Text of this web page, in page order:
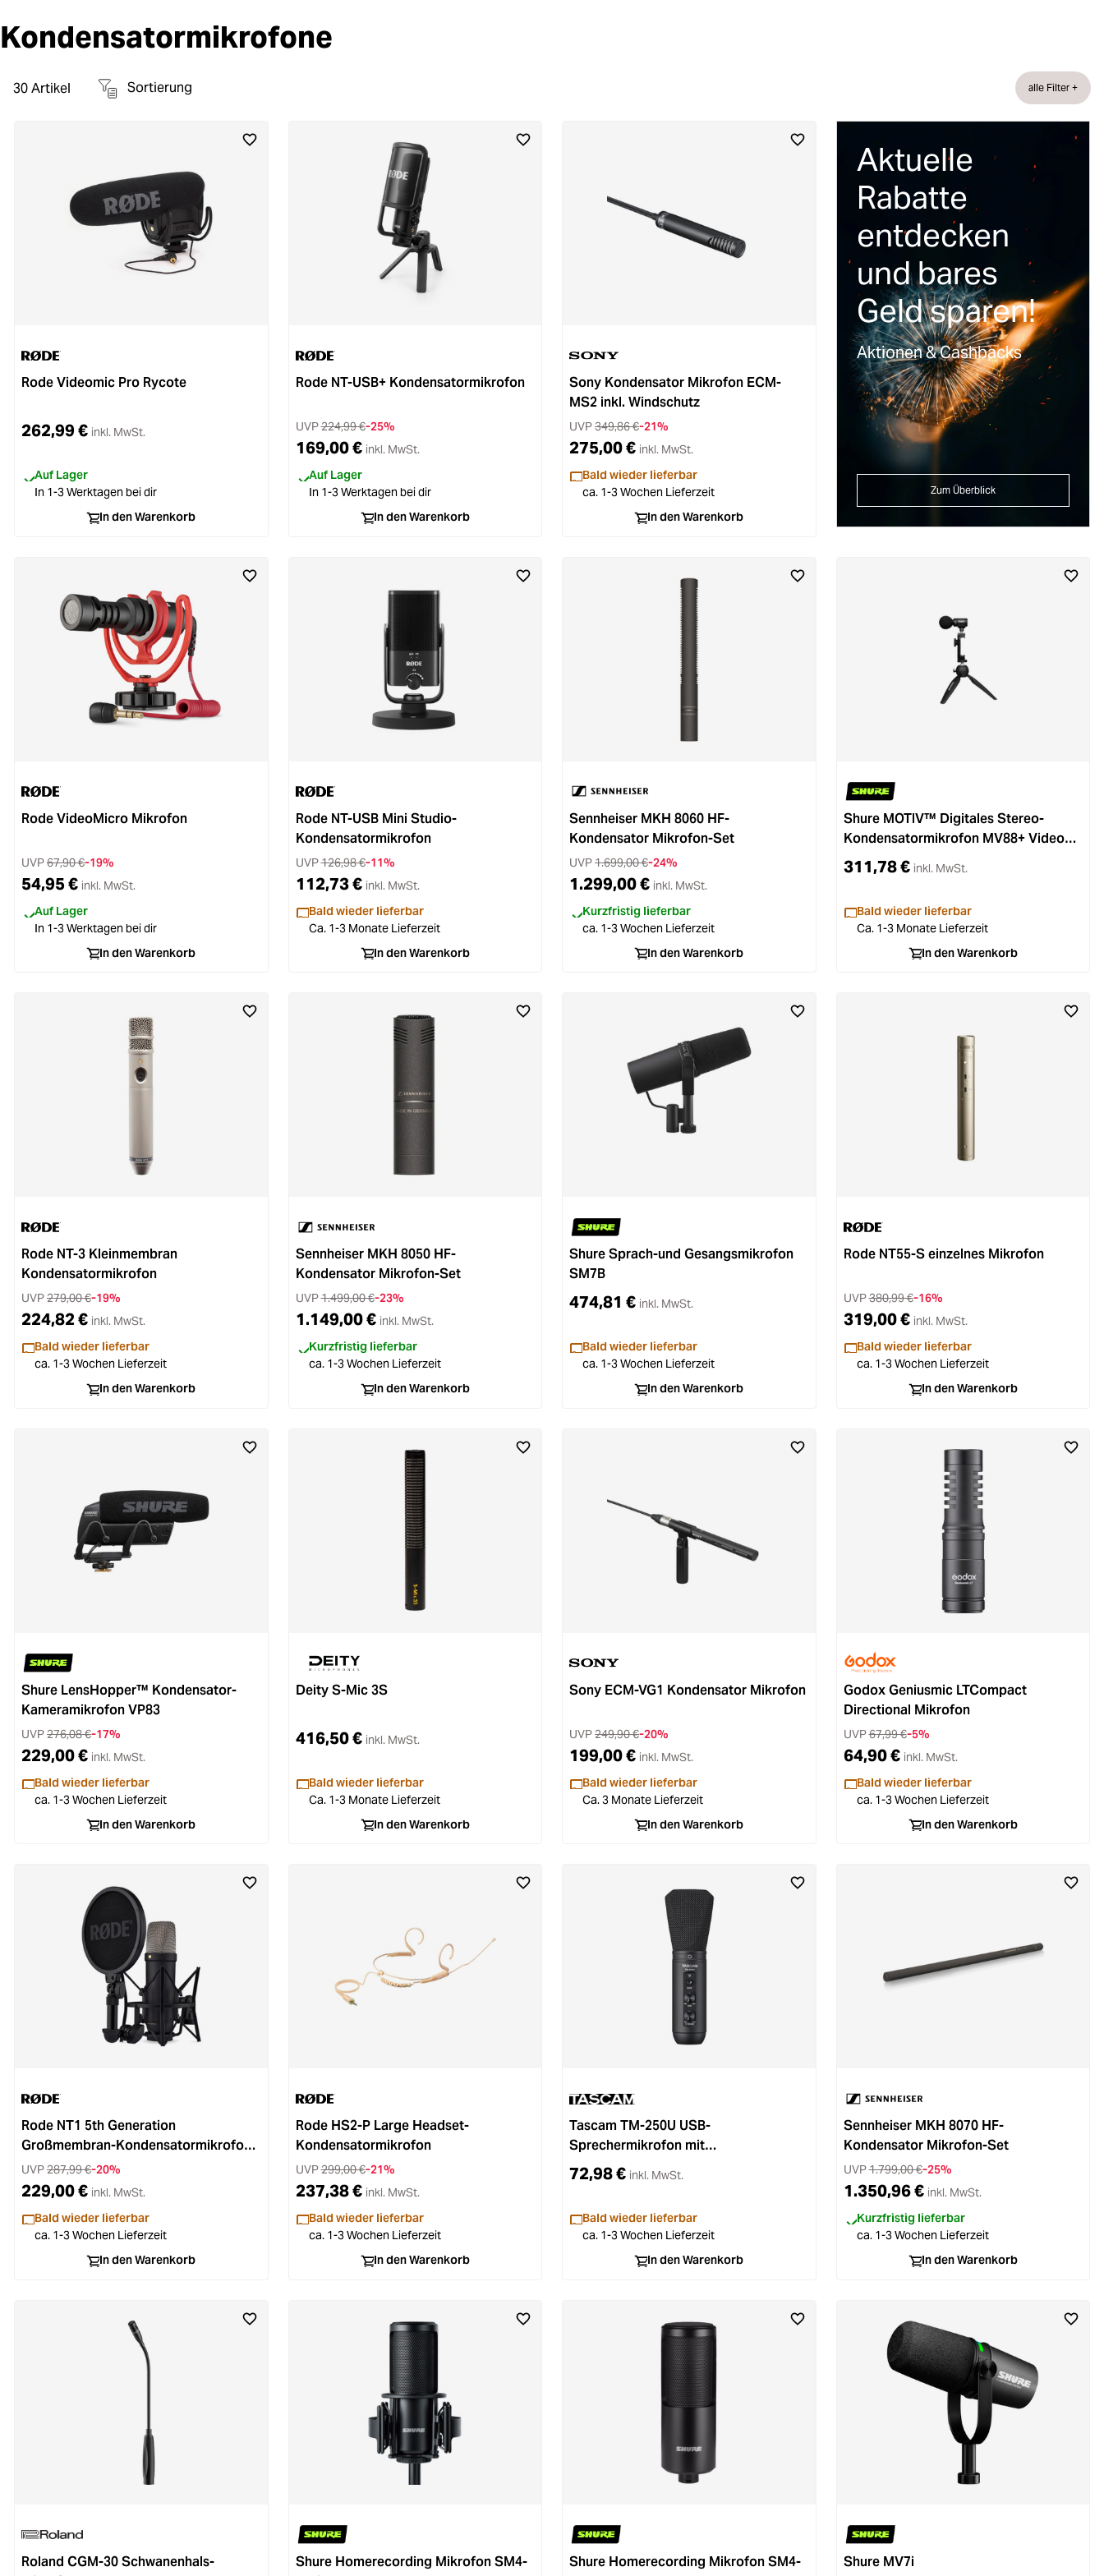
Kondensatormikrofone
30Artikel Sortierung alle Filter +
Rode Videomic Pro Rycote
262,99 € inkl. MwSt.
Auf Lager
In 1-3 Werktagen bei dir
In den Warenkorb
Rode NT-USB+ Kondensatormikrofon
UVP224,99 €-25%
169,00 € inkl. MwSt.
Auf Lager
In 1-3 Werktagen bei dir
In den Warenkorb
Sony Kondensator Mikrofon ECM-
MS2 inkl. Windschutz
UVP349,86 €-21%
275,00 € inkl. MwSt.
Bald wieder lieferbar
ca. 1-3 Wochen Lieferzeit
In den Warenkorb
Aktuelle
Rabatte
entdecken
und bares
Geld sparen!
Aktionen & Cashbacks
Zum Überblick
Rode VideoMicro Mikrofon
UVP67,90 €-19%
54,95 € inkl. MwSt.
Auf Lager
In 1-3 Werktagen bei dir
In den Warenkorb
Rode NT-USB Mini Studio-
Kondensatormikrofon
UVP126,98 €-11%
112,73 € inkl. MwSt.
Bald wieder lieferbar
Ca. 1-3 Monate Lieferzeit
In den Warenkorb
Sennheiser MKH 8060 HF-
Kondensator Mikrofon-Set
UVP1.699,00 €-24%
1.299,00 € inkl. MwSt.
Kurzfristig lieferbar
ca. 1-3 Wochen Lieferzeit
In den Warenkorb
Shure MOTIV™ Digitales Stereo-
Kondensatormikrofon MV88+ Video
Kit
311,78 € inkl. MwSt.
Bald wieder lieferbar
Ca. 1-3 Monate Lieferzeit
In den Warenkorb
Rode NT-3 Kleinmembran
Kondensatormikrofon
UVP279,00 €-19%
224,82 € inkl. MwSt.
Bald wieder lieferbar
ca. 1-3 Wochen Lieferzeit
In den Warenkorb
Sennheiser MKH 8050 HF-
Kondensator Mikrofon-Set
UVP1.499,00 €-23%
1.149,00 € inkl. MwSt.
Kurzfristig lieferbar
ca. 1-3 Wochen Lieferzeit
In den Warenkorb
Shure Sprach-und Gesangsmikrofon
SM7B
474,81 € inkl. MwSt.
Bald wieder lieferbar
ca. 1-3 Wochen Lieferzeit
In den Warenkorb
Rode NT55-S einzelnes Mikrofon
UVP380,99 €-16%
319,00 € inkl. MwSt.
Bald wieder lieferbar
ca. 1-3 Wochen Lieferzeit
In den Warenkorb
Shure LensHopper™ Kondensator-
Kameramikrofon VP83
UVP276,08 €-17%
229,00 € inkl. MwSt.
Bald wieder lieferbar
ca. 1-3 Wochen Lieferzeit
In den Warenkorb
Deity S-Mic 3S
416,50 € inkl. MwSt.
Bald wieder lieferbar
Ca. 1-3 Monate Lieferzeit
In den Warenkorb
Sony ECM-VG1 Kondensator Mikrofon
UVP249,90 €-20%
199,00 € inkl. MwSt.
Bald wieder lieferbar
Ca. 3 Monate Lieferzeit
In den Warenkorb
Godox Geniusmic LTCompact
Directional Mikrofon
UVP67,99 €-5%
64,90 € inkl. MwSt.
Bald wieder lieferbar
ca. 1-3 Wochen Lieferzeit
In den Warenkorb
Rode NT1 5th Generation
Großmembran-Kondensatormikrofon
schwarz
UVP287,99 €-20%
229,00 € inkl. MwSt.
Bald wieder lieferbar
ca. 1-3 Wochen Lieferzeit
In den Warenkorb
Rode HS2-P Large Headset-
Kondensatormikrofon
UVP299,00 €-21%
237,38 € inkl. MwSt.
Bald wieder lieferbar
ca. 1-3 Wochen Lieferzeit
In den Warenkorb
Tascam TM-250U USB-
Sprechermikrofon mit
Kopfhörerausgang
72,98 € inkl. MwSt.
Bald wieder lieferbar
ca. 1-3 Wochen Lieferzeit
In den Warenkorb
Sennheiser MKH 8070 HF-
Kondensator Mikrofon-Set
UVP1.799,00 €-25%
1.350,96 € inkl. MwSt.
Kurzfristig lieferbar
ca. 1-3 Wochen Lieferzeit
In den Warenkorb
Roland CGM-30 Schwanenhals-
Shure Homerecording Mikrofon SM4-
Shure Homerecording Mikrofon SM4-
Shure MV7i